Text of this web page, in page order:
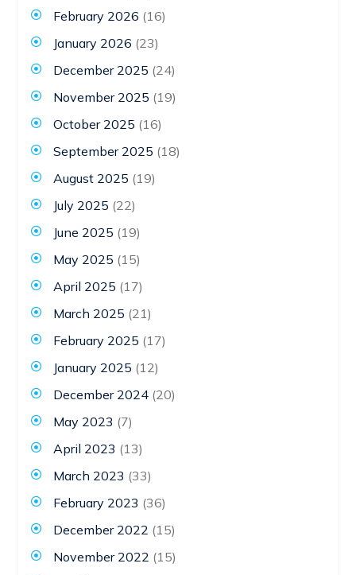
February 2026 (16)
January 2026 (23)
December 2025 (24)
November 2025 (19)
October 2025 (16)
September 2025 (18)
August 2025 (19)
July 2025 (22)
June 2025 (19)
May 2025 (15)
April 2025 (17)
March 2025 (21)
February 2025 (17)
January 2025 (12)
December 2024(20)
May 2023 (7)
April 2023 (13)
March 2023 (33)
February 2023 (36)
December 2022 (15)
November 2022 (15)